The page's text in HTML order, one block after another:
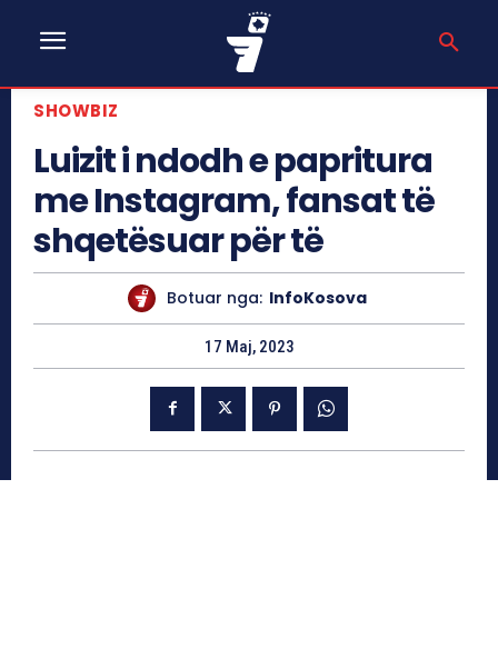
SHOWBIZ
Luizit i ndodh e papritura
me Instagram, fansat të
shqetësuar për të
Botuar nga: InfoKosova
17 Maj, 2023